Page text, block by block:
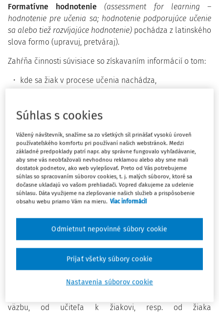
Formatívne hodnotenie
(assessment for learning –
hodnotenie pre učenia sa; hodnotenie podporujúce učenie
sa alebo tiež rozvíjajúce hodnotenie) pochádza z latinského
slova formo (upravuj, pretváraj).
Zahŕňa činnosti súvisiace so získavaním informácií o tom:
kde sa žiak v procese učenia nachádza,
ako sa tam čo najskôr dostane
Formatívne hodnotenie poskytuje informáciu –
väzbuvo chvíli, keď sa výkon žiaka dá zlepšiť. Úlohou
spätnej väzby je zistiť informácie, ako sa žiaci učia, odhaliť
a diagnostikovať nedostatky, chyby, ťažkosti a ich príčiny
v učení sa za účelom ich odstránenia a zefektívnenia
učebnej činnosti žiakov. Spätná väzba pomáha určiť
požadovaným štandardom. Spätnú väzbu poskytuje
väzba od spolužiakov. Toto hodnotenie informuje žiaka o
učení a zriedka je použité na účely známkovania
2010). Môže byť realizované písomne alebo slovne, pred
výučbou, po výučbe alebo počas výučby
väzbu, od učiteľa k žiakovi, resp. od žiaka
Súhlas s cookies
Vážený návštevník, snažíme sa zo všetkých síl prinášať vysokú úroveň
používateľského komfortu pri používaní našich webstránok. Medzi
základné predpoklady patrí napr. aby správne fungovalo vyhľadávanie,
aby sme vás neobťažovali nevhodnou reklamou alebo aby sme mali
dostatok podnetov, ako web vylepšovať. Preto od Vás potrebujeme
súhlas so spracovaním súborov cookies, t. j. malých súborov, ktoré sa
dočasne ukladajú vo vašom prehliadači. Vopred ďakujeme za udelenie
súhlasu. Dáta využijeme na zlepšovanie našich služieb a prispôsobenie
obsahu webu priamo Vám na mieru. Viac informácií
Nastavenia súborov cookie
Odmietnut nepovinné súbory cookie
Prijať všetky súbory cookie